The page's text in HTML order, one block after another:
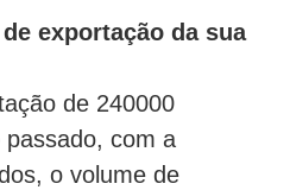
exportação da sua
de 240000
com a
o volume de